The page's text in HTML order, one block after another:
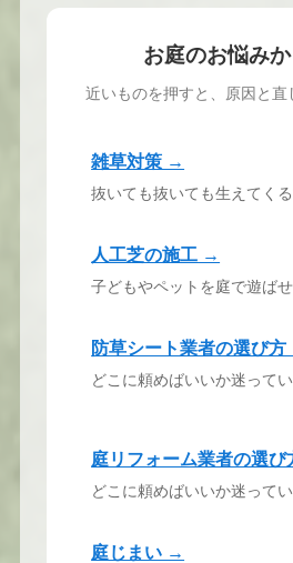
お庭のお悩み
近いものを押すと、原因と直
雑草対策 →
抜いても抜いても生えてく
人工芝の施工 →
子どもやペットを庭で遊ば
防草シート業者の選び
どこに頼めばいいか迷って
庭リフォーム業者の選
どこに頼めばいいか迷って
庭じまい →